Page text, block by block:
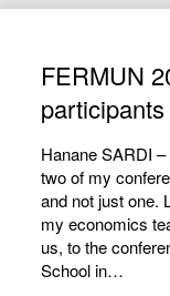
FERMUN
participants
Hanane SARDI
two of my
and not just one.
my economics
us, to the
School in…